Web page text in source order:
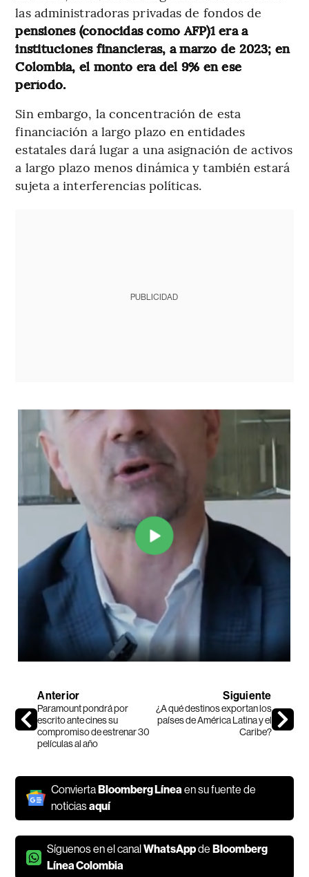
las administradoras privadas de fondos de
pensiones (conocidas como AFP)1 era a
instituciones financieras, a marzo de 2023; en
Colombia, el monto era del 9% en ese
período.
Sin embargo, la concentración de esta
financiación a largo plazo en entidades
estatales dará lugar a una asignación de activos
a largo plazo menos dinámica y también estará
sujeta a interferencias políticas.
PUBLICIDAD
Anterior
Paramount pondrá por
escrito ante cines su
compromiso de estrenar 30
películas al año
Siguiente
¿A qué destinos exportan los
países de América Latina y el
Caribe?
ConviertaBloomberg Línea en su fuente de
noticiasaquí
Síguenos en el canalWhatsAppdeBloomberg
Línea Colombia